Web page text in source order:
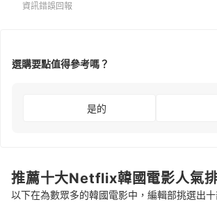
資訊錯誤回報
選購要點值得參考嗎？
是的
推薦十大Netflix韓國電影人氣
以下在為數眾多的韓國電影中，編輯部挑選出